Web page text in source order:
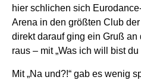
hier schlichen sich
Arena in den größten Club
direkt darauf ging ein Gruß
raus – mit „Was ich will bist du
Mit „Na und?!“ gab es wenig